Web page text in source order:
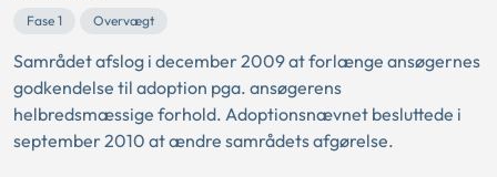
Fase 1 Overvægt
Samrådet afslog i december 2009 at forlænge ansøgernes
godkendelse til adoption pga. ansøgerens
helbredsmæssige forhold. Adoptionsnævnet besluttede i
september 2010 at ændre samrådets afgørelse.